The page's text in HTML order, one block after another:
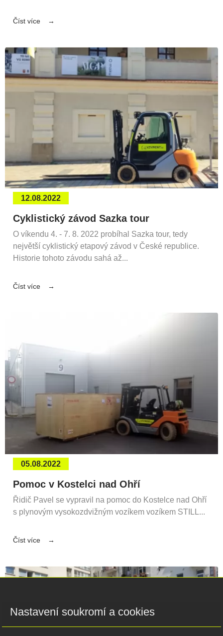
Číst více
12.08.2022
Cyklistický závod Sazka tour
O víkendu 4. - 7. 8. 2022 probíhal Sazka tour, tedy
největší cyklistický etapový závod v České republice.
Historie tohoto závodu sahá až...
Číst více
05.08.2022
Pomoc v Kostelci nad Ohří
Řidič Pavel se vypravil na pomoc do Kostelce nad Ohří
s plynovým vysokozdvižným vozíkem vozíkem STILL...
Číst více
Nastavení soukromí a cookies